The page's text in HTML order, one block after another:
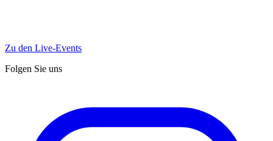
Zu den Live-Events
Folgen Sie uns